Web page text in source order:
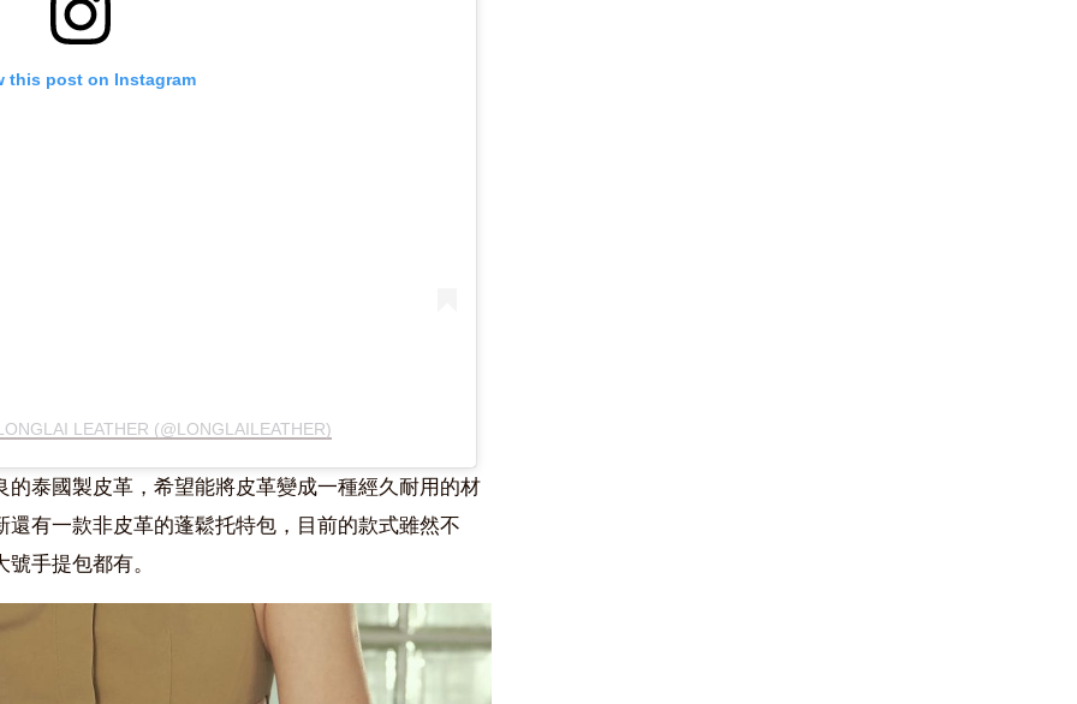
this post on Instagram
LEATHER (@LONGLAILEATHER)
的泰國製皮革，希望能將皮革變成一種經久耐用的材
有一款非皮革的蓬鬆托特包，目前的款式雖然不
手提包都有。